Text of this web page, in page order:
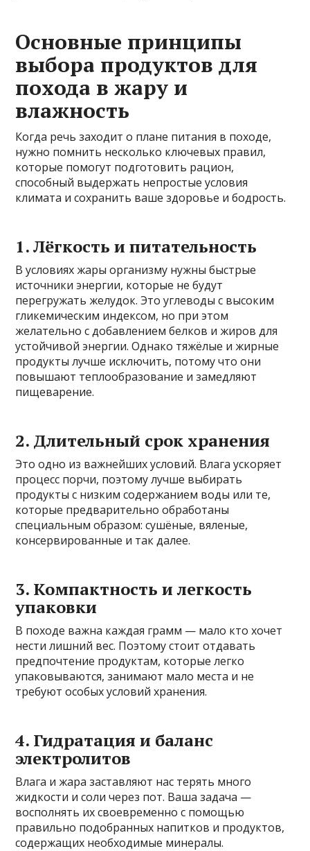
Основные принципы
выбора продуктов для
похода в жару и
влажность
Когда речь заходит о плане питания в походе,
нужно помнить несколько ключевых правил,
которые помогут подготовить рацион,
способный выдержать непростые условия
климата и сохранить ваше здоровье и бодрость.
1. Лёгкость и питательность
В условиях жары организму нужны быстрые
источники энергии, которые не будут
перегружать желудок. Это углеводы с высоким
гликемическим индексом, но при этом
желательно с добавлением белков и жиров для
устойчивой энергии. Однако тяжёлые и жирные
продукты лучше исключить, потому что они
повышают теплообразование и замедляют
пищеварение.
2. Длительный срок хранения
Это одно из важнейших условий. Влага ускоряет
процесс порчи, поэтому лучше выбирать
продукты с низким содержанием воды или те,
которые предварительно обработаны
специальным образом: сушёные, вяленые,
консервированные и так далее.
3. Компактность и легкость
упаковки
В походе важна каждая грамм — мало кто хочет
нести лишний вес. Поэтому стоит отдавать
предпочтение продуктам, которые легко
упаковываются, занимают мало места и не
требуют особых условий хранения.
4. Гидратация и баланс
электролитов
Влага и жара заставляют нас терять много
жидкости и соли через пот. Ваша задача —
восполнять их своевременно с помощью
правильно подобранных напитков и продуктов,
содержащих необходимые минералы.